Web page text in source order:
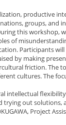
productive
groups, and
this workshop,
of
Participants
by making
friction. The
cultures. The
intellectual
trying out solutions,
Project